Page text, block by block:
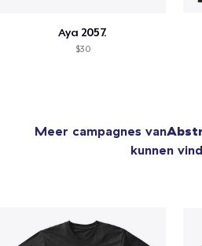
Aya 2057.
$30
Meer campagnes van
kunnen